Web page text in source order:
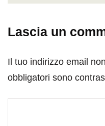
Lascia un
Il tuo indirizzo email
obbligatori sono